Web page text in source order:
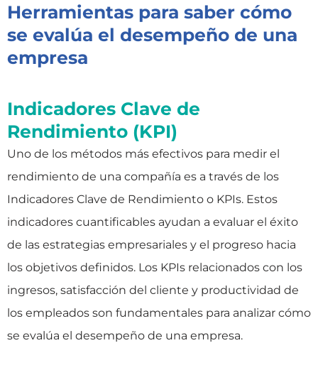
Herramientas para saber cómo
se evalúa el desempeño de una
empresa
Indicadores Clave de
Rendimiento (KPI)
Uno de los métodos más efectivos para medir el
rendimiento de una compañía es a través de los
Indicadores Clave de Rendimiento o KPIs. Estos
indicadores cuantificables ayudan a evaluar el éxito
de las estrategias empresariales y el progreso hacia
los objetivos definidos. Los KPIs relacionados con los
ingresos, satisfacción del cliente y productividad de
los empleados son fundamentales para analizar cómo
se evalúa el desempeño de una empresa.